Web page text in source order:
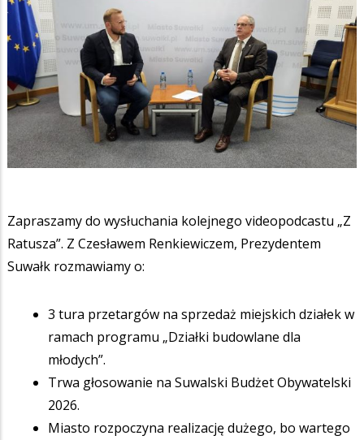
Zapraszamy do wysłuchania kolejnego videopodcastu „Z
Ratusza”. Z Czesławem Renkiewiczem, Prezydentem
Suwałk rozmawiamy o:
3 tura przetargów na sprzedaż miejskich działek w
ramach programu „Działki budowlane dla
młodych”.
Trwa głosowanie na Suwalski Budżet Obywatelski
2026.
Miasto rozpoczyna realizację dużego, bo wartego